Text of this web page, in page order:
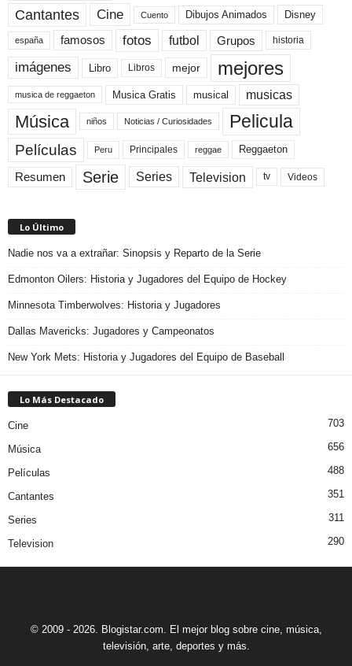
Cantantes Cine Cuento Dibujos Animados Disney
españa famosos fotos futbol Grupos historia
imágenes Libro Libros mejor mejores
musica de reggaeton Musica Gratis musical musicas
Música niños Noticias / Curiosidades Pelicula
Películas Peru Principales reggae Reggaeton
Resumen Serie Series Television tv Videos
Lo Último
Nadie nos va a extrañar: Sinopsis y Reparto de la Serie
Edmonton Oilers: Historia y Jugadores del Equipo de Hockey
Minnesota Timberwolves: Historia y Jugadores
Dallas Mavericks: Jugadores y Campeonatos
New York Mets: Historia y Jugadores del Equipo de Baseball
Lo Más Destacado
Cine 703
Música 656
Películas 488
Cantantes 351
Series 311
Television 290
© 2009 - 2026. Blogistar.com. El mejor blog sobre cine, música,
televisión, arte, deportes y más.